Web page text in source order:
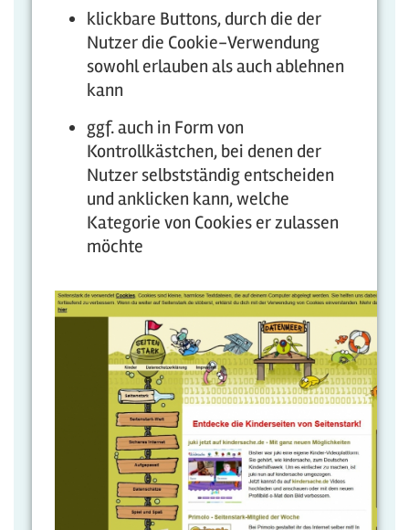
klickbare Buttons, durch die der
Nutzer die Cookie-Verwendung
sowohl erlauben als auch ablehnen
kann
ggf. auch in Form von
Kontrollkästchen, bei denen der
Nutzer selbstständig entscheiden
und anklicken kann, welche
Kategorie von Cookies er zulassen
möchte